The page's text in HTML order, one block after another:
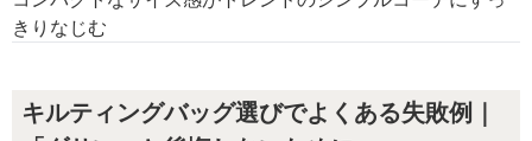
きりなじむ
キルティングバッグ選びでよくある失敗例｜